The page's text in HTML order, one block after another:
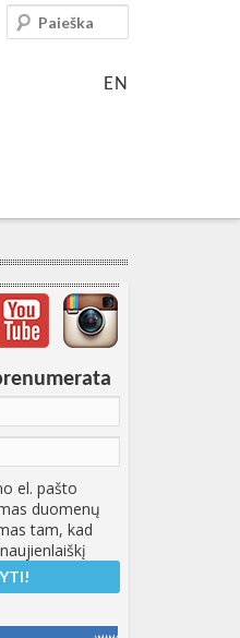
EN
Paieška
el. pašto
duomenų
tam, kad